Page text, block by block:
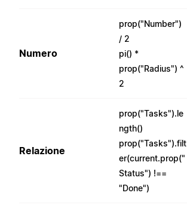
Numero
prop("Number")
/ 2
pi() *
prop("Radius") ^
2
Relazione
prop("Tasks").le
ngth()
prop("Tasks").filt
er(current.prop("
Status") !==
"Done")